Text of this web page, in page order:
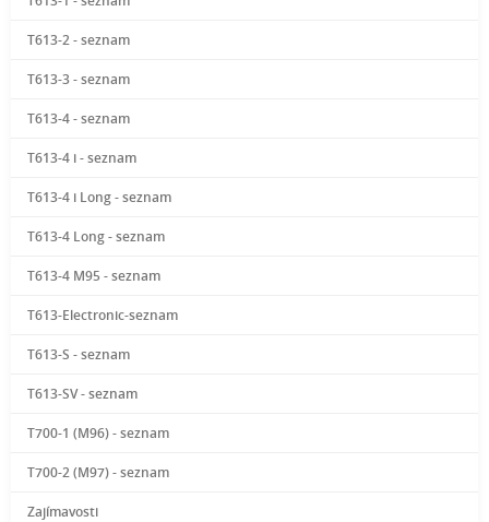
T613-2 - seznam
T613-3 - seznam
T613-4 - seznam
T613-4 i - seznam
T613-4 i Long - seznam
T613-4 Long - seznam
T613-4 M95 - seznam
T613-Electronic-seznam
T613-S - seznam
T613-SV - seznam
T700-1 (M96) - seznam
T700-2 (M97) - seznam
Zajímavosti